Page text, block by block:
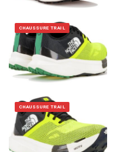
CHAUSSURE TRAIL
CHAUSSURE TRAIL